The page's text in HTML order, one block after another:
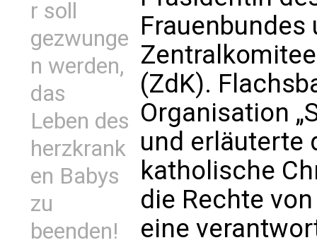
r soll
gezwunge
n werden,
das
Leben des
herzkrank
en Babys
zu
beenden!
(ZdK).
Organisation
und erläuterte
katholische
die Rechte
eine